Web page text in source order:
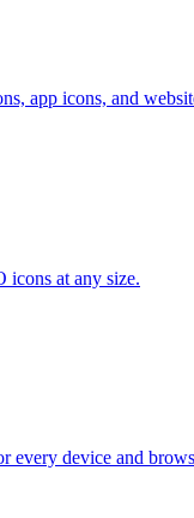
app icons, and
icons at any size.
every device and